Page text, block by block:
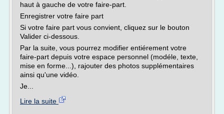
haut à gauche de votre faire-part.
Enregistrer votre faire part
Si votre faire part vous convient, cliquez sur le bouton
Valider ci-dessous.
Par la suite, vous pourrez modifier entiérement votre
faire-part depuis votre espace personnel (modéle, texte,
mise en forme...), rajouter des photos supplémentaires
ainsi qu'une vidéo.
Je...
Lire la suite